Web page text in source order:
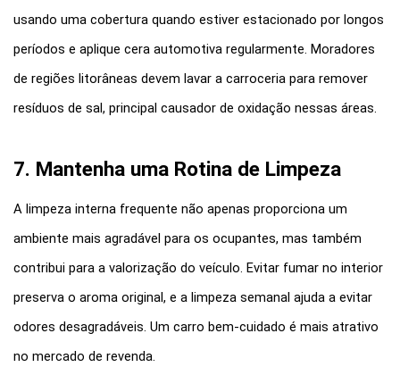
usando uma cobertura quando estiver estacionado por longos
períodos e aplique cera automotiva regularmente. Moradores
de regiões litorâneas devem lavar a carroceria para remover
resíduos de sal, principal causador de oxidação nessas áreas.
7. Mantenha uma Rotina de Limpeza
A limpeza interna frequente não apenas proporciona um
ambiente mais agradável para os ocupantes, mas também
contribui para a valorização do veículo. Evitar fumar no interior
preserva o aroma original, e a limpeza semanal ajuda a evitar
odores desagradáveis. Um carro bem-cuidado é mais atrativo
no mercado de revenda.